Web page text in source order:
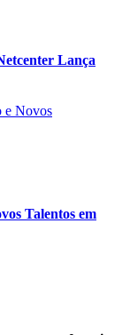
Lança
Talentos em